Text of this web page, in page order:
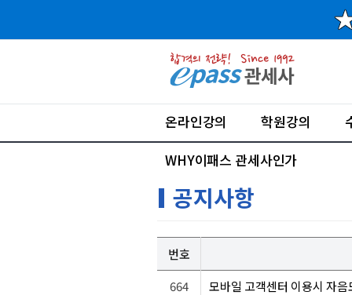
온라인강의 학원강의
WHY이패스 관세사인가
공지사항
번호
664
모바일 고객센터 이용시 자